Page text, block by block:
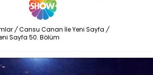
/ Cansu Canan İle Yeni Sayfa /
Sayfa 50. Bölüm